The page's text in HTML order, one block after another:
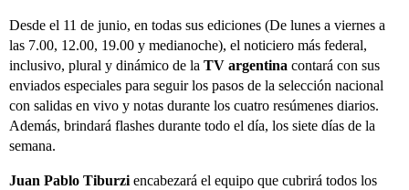
Desde el 11 de junio, en todas sus ediciones (De lunes a viernes a
las 7.00, 12.00, 19.00 y medianoche), el noticiero más federal,
inclusivo, plural y dinámico de la TV argentina contará con sus
enviados especiales para seguir los pasos de la selección nacional
con salidas en vivo y notas durante los cuatro resúmenes diarios.
Además, brindará flashes durante todo el día, los siete días de la
semana.
Juan Pablo Tiburzi encabezará el equipo que cubrirá todos los